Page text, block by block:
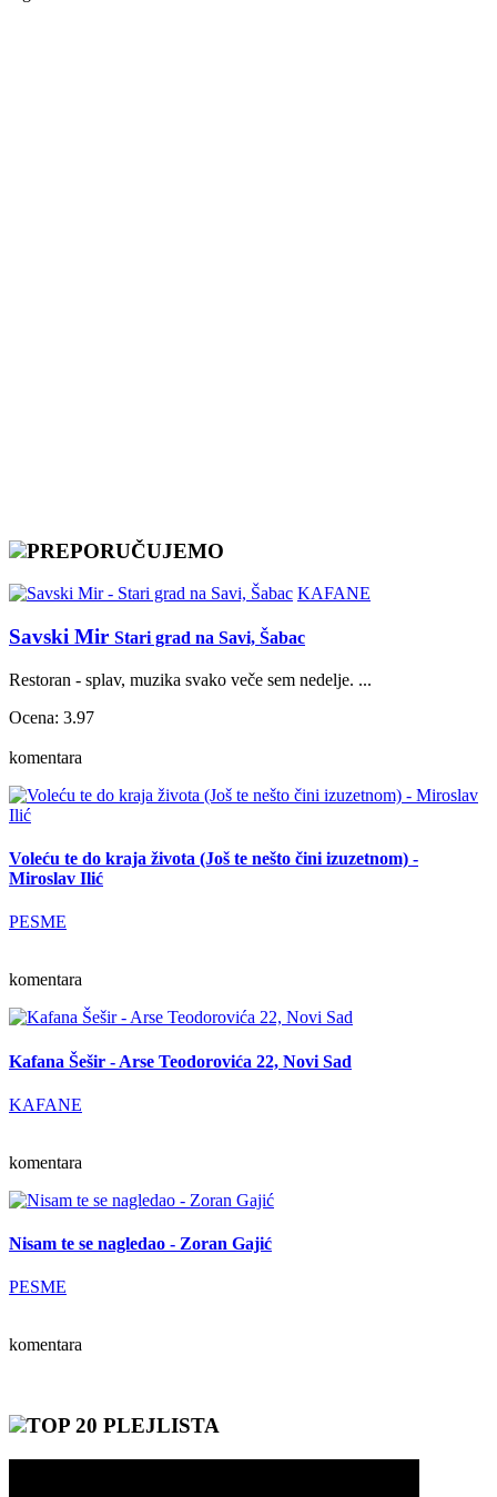
PREPORUČUJEMO
KAFANE
Savski Mir Stari grad na Savi, Šabac
Restoran - splav, muzika svako veče sem nedelje. ...
Ocena: 3.97
komentara
Voleću te do kraja života (Još te nešto čini izuzetnom) -
Miroslav Ilić
PESME
komentara
Kafana Šešir - Arse Teodorovića 22, Novi Sad
KAFANE
komentara
Nisam te se nagledao - Zoran Gajić
PESME
komentara
TOP 20 PLEJLISTA